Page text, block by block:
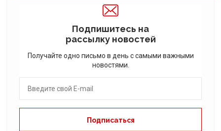
Подпишитесь на
рассылку новостей
Получайте одно письмо в день с самыми важными
новостями.